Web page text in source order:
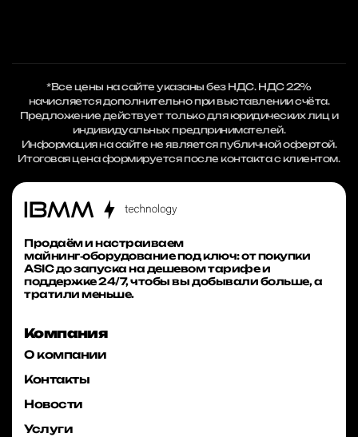
*Все цены на сайте указаны без НДС. НДС 22%
начисляется дополнительно при выставлении счёта.
Предложение действует только для юридических лиц и
индивидуальных предпринимателей.
Информация на сайте не является публичной офертой.
Итоговая цена формируется после контакта с клиентом.
Продаём и настраиваем
майнинг‑оборудование под ключ: от покупки
ASIC до запуска на дешевом тарифе и
поддержке 24/7, чтобы вы добывали больше, а
тратили меньше.
Компания
О компании
Контакты
Новости
Услуги